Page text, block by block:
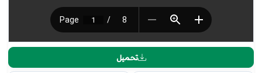
تحميل